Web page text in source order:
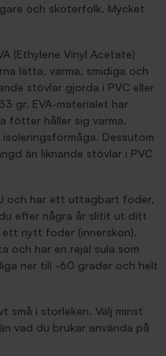
och skoterfolk. Mycket
(Ethylene Vinyl Acetate)
lätta, varma, smidiga och
stövlar gjorda i PVC eller
gr. EVA-materialet har
fötter håller sig varma.
Dessutom
än liknande stövlar i PVC
och har ett uttagbart foder,
efter några år slitit ut ditt
nytt foder (innerskon).
och har en rejäl sula som
ner till -60 grader och helt
små i storleken. Välj minst
vad du brukar använda på